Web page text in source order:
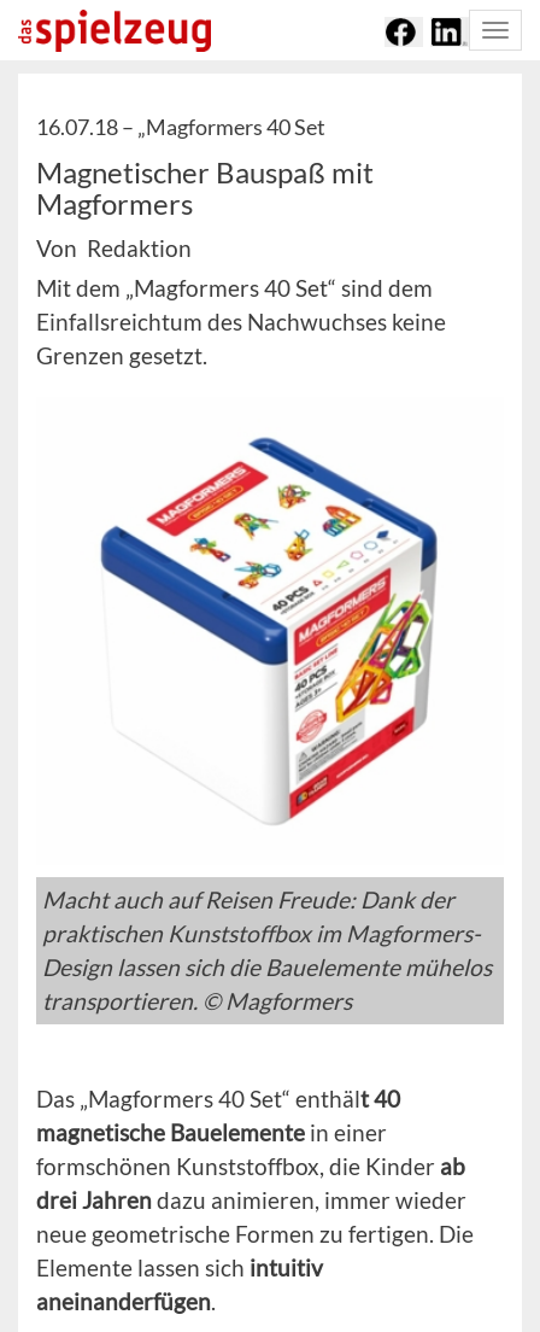
16.07.18 – „Magformers 40 Set
Magnetischer Bauspaß mit
Magformers
Von Redaktion
Mit dem „Magformers 40 Set“ sind dem
Einfallsreichtum des Nachwuchses keine
Grenzen gesetzt.
Macht auch auf Reisen Freude: Dank der
praktischen Kunststoffbox im Magformers-
Design lassen sich die Bauelemente mühelos
transportieren. © Magformers
Das „Magformers 40 Set“ enthält 40
magnetische Bauelemente in einer
formschönen Kunststoffbox, die Kinder ab
drei Jahrendazu animieren, immer wieder
neue geometrische Formen zu fertigen. Die
Elemente lassen sich intuitiv
aneinanderfügen.